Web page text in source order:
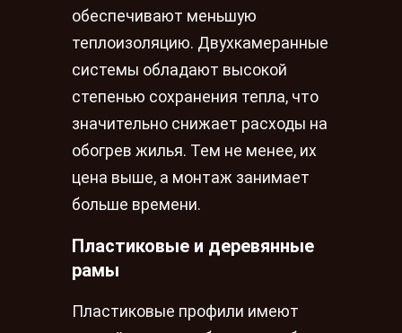
обеспечивают меньшую
теплоизоляцию. Двухкамеранные
системы обладают высокой
степенью сохранения тепла, что
значительно снижает расходы на
обогрев жилья. Тем не менее, их
цена выше, а монтаж занимает
больше времени.
Пластиковые и деревянные
рамы
Пластиковые профили имеют